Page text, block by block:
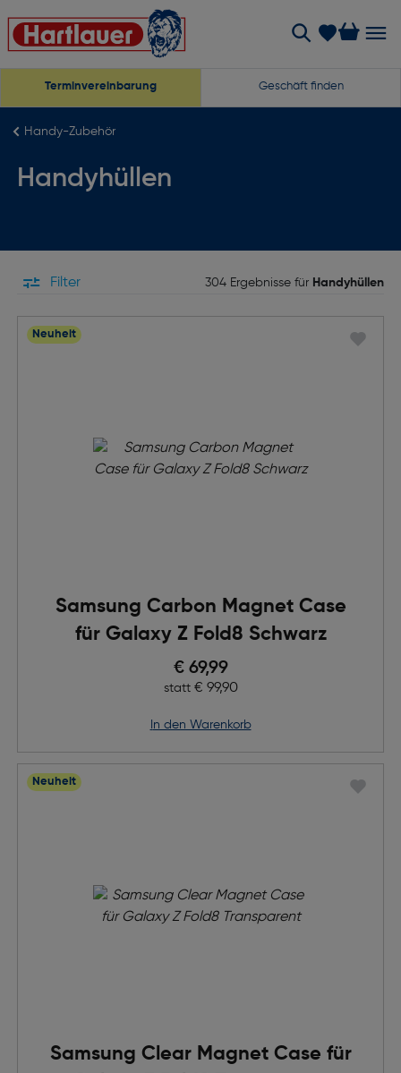
Terminvereinbarung Geschäft finden
Handy-Zubehör
Handyhüllen
Filter 304 Ergebnisse für Handyhüllen
Samsung Carbon Magnet Case
für Galaxy Z Fold8 Schwarz
Preis nach Rabatts
€ 69,99
statt Ursprünglicher Preis
€ 99,90
in den Warenkorb
Neuheit
Samsung Clear Magnet Case für
Neuheit